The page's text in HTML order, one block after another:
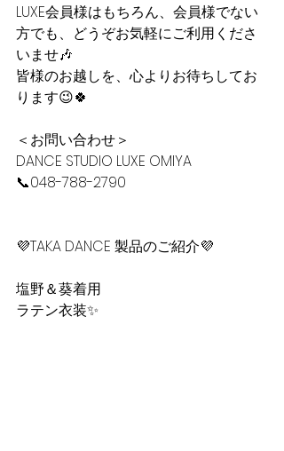
LUXE会員様はもちろん、会員様でない
方でも、どうぞお気軽にご利用くださ
いませ🎶
皆様のお越しを、心よりお待ちしてお
ります😉🍀
＜お問い合わせ＞
DANCE STUDIO LUXE OMIYA
📞048-788-2790
💜TAKA DANCE 製品のご紹介💜
塩野＆葵着用
ラテン衣装✨